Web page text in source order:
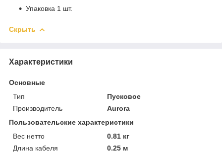
Упаковка 1 шт.
Скрыть
Характеристики
Основные
Тип
Пусковое
Производитель
Aurora
Пользовательские характеристики
Вес нетто
0.81 кг
Длина кабеля
0.25 м